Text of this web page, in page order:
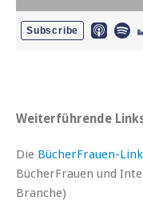
Weiterführende
Die BücherFrauen-
BücherFrauen und
Branche)